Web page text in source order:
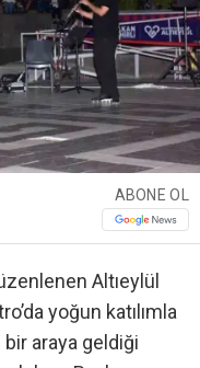
ABONE OL
Altıeylül
yoğun katılımla
araya geldiği